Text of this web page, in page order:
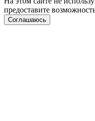
предоставите
Соглашаюсь